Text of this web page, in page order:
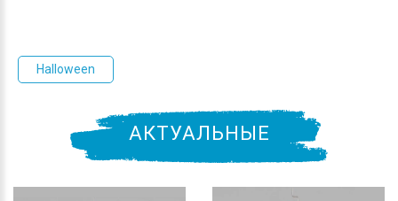
Halloween
АКТУАЛЬНЫЕ